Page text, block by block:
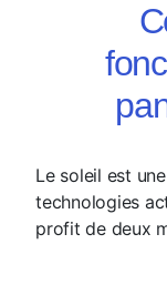
Le soleil est
technologies
profit de deux